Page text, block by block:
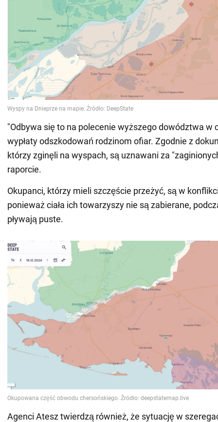
"Odbywa się to na polecenie wyższego dowództwa w
wypłaty odszkodowań rodzinom ofiar. Zgodnie z
którzy zginęli na wyspach, są uznawani za
raporcie.
Okupanci, którzy mieli szczęście przeżyć, są w
ponieważ ciała ich towarzyszy nie są zabierane,
pływają puste.
Agenci Atesz twierdzą również, że sytuację w